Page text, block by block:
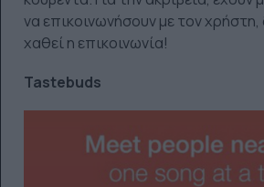
να επικοινωνήσουν με τον
χαθεί η επικοινωνία!
Tastebuds